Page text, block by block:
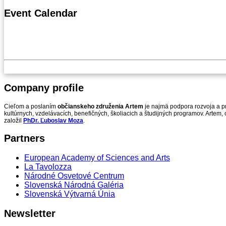
Event Calendar
Company profile
Cieľom a poslaním občianskeho združenia Artem je najmä podpora rozvoja a
kultúrnych, vzdelávacích, benefičných, školiacich a študijných programov.
založil PhDr. Ľuboslav Moza
Partners
European Academy of Sciences and Arts
La Tavolozza
Národné Osvetové Centrum
Slovenská Národná Galéria
Slovenská Výtvarná Únia
Newsletter